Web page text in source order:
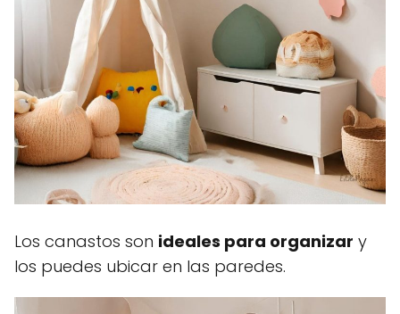
Los canastos son ideales para organizar y
los puedes ubicar en las paredes.